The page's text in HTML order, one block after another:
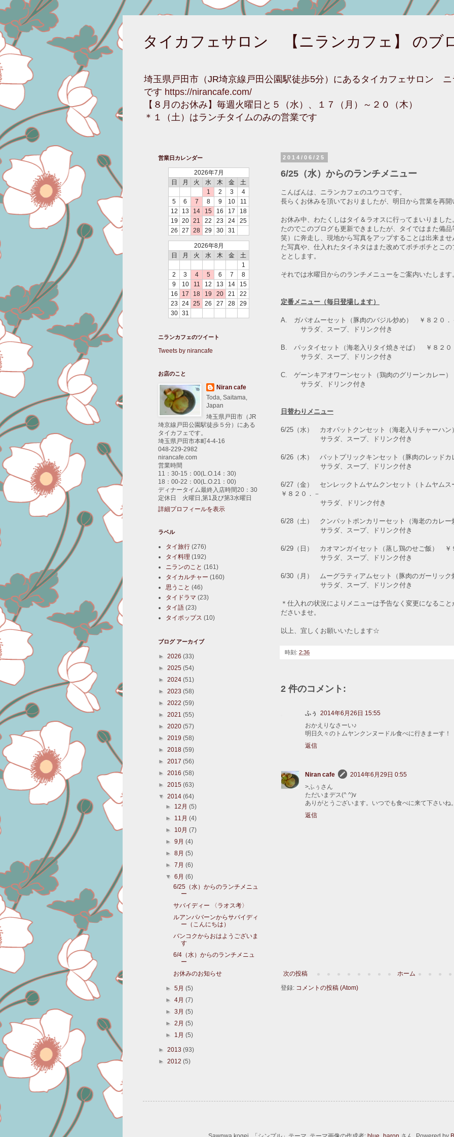
タイカフェサロン 【ニランカフェ】 のブ
埼玉県戸田市（JR埼京線戸田公園駅徒歩5分）にあるタイカフェサロン
です https://nirancafe.com/
【８月のお休み】毎週火曜日と５（水）、１７（月）～２０（木）
＊１（土）はランチタイムのみの営業です
2014/06/25
6/25（水）からのランチメニュー
こんばんは、ニランカフェのユウコです。
長らくお休みを頂いておりましたが、明日から営業を再開
お休み中、わたくしはタイ＆ラオスに行ってまいりまし
たのでこのブログも更新できましたが、タイではまた備
笑）に奔走し、現地から写真をアップすることは出来ま
た写真や、仕入れたタイネタはまた改めてボチボチとこ
ととします。
それでは水曜日からのランチメニューをご案内いたします
定番メニュー（毎日登場します）
A. ガパオムーセット（豚肉のバジル炒め） ￥８２０．
サラダ、スープ、ドリンク付き
B. パッタイセット（海老入りタイ焼きそば） ￥８２０
サラダ、スープ、ドリンク付き
C. ゲーンキアオワーンセット（鶏肉のグリーンカレー
サラダ、ドリンク付き
日替わりメニュー
6/25（水） カオパットクンセット（海老入りチャーハ
サラダ、スープ、ドリンク付き
6/26（木） パットプリックキンセット（豚肉のレッド
サラダ、スープ、ドリンク付き
6/27（金） センレックトムヤムクンセット（トムヤム
￥８２０．－
サラダ、ドリンク付き
6/28（土） クンパットポンカリーセット（海老のカレ
サラダ、スープ、ドリンク付き
6/29（日） カオマンガイセット（蒸し鶏のせご飯） ￥
サラダ、スープ、ドリンク付き
6/30（月） ムーグラティアムセット（豚肉のガーリッ
サラダ、スープ、ドリンク付き
＊仕入れの状況によりメニューは予告なく変更になるこ
ださいませ。
以上、宜しくお願いいたします☆
時刻: 2:36
2 件のコメント:
ふぅ
2014年6月26日 15:55
おかえりなさーい♪
明日久々のトムヤンクンヌードル食べに行きまーす！
返信
Niran cafe
2014年6月29日 0:55
>ふぅさん
ただいまデス(^ ^)v
ありがとうございます。いつでも食べに来て下さいね
返信
次の投稿
ホーム
登録: コメントの投稿 (Atom)
営業日カレンダー
2026年7月
日
月 火 水 木 金
土
1
2 3
4
5
6 7 8 9 10
11
12
13 14 15 16 17
18
19
20 21 22 23 24
25
26
27 28 29 30 31
2026年8月
日
月 火 水 木 金
土
1
2
3 4 5 6 7
8
9
10 11 12 13 14
15
16
17 18 19 20 21
22
23
24 25 26 27 28
29
30
31
ニランカフェのツイート
Tweets by nirancafe
お店のこと
Niran cafe
Toda, Saitama,
Japan
埼玉県戸田市（JR
埼京線戸田公園駅徒歩５分）にある
タイカフェです。
埼玉県戸田市本町4-4-16
048-229-2982
nirancafe.com
営業時間
11：30-15：00(L.O.14：30)
18：00-22：00(L.O.21：00)
ディナータイム最終入店時間20：30
定休日 火曜日,第1及び第3水曜日
詳細プロフィールを表示
ラベル
タイ旅行 (276)
タイ料理 (192)
ニランのこと (161)
タイカルチャー (160)
思うこと (46)
タイドラマ (23)
タイ語 (23)
タイポップス (10)
ブログ アーカイブ
► 2026 (33)
► 2025 (54)
► 2024 (51)
► 2023 (58)
► 2022 (59)
► 2021 (55)
► 2020 (57)
► 2019 (58)
► 2018 (59)
► 2017 (56)
► 2016 (58)
► 2015 (63)
▼ 2014 (64)
► 12月(5)
► 11月(4)
► 10月(7)
►9月(4)
►8月(5)
►7月(6)
▼6月(6)
6/25（水）からのランチメニュ
ー
サバイディー 〈ラオス考〉
ルアンパバーンからサバイディ
ー（こんにちは）
バンコクからおはようございま
す
6/4（水）からのランチメニュ
ー
お休みのお知らせ
►5月(5)
►4月(7)
►3月(5)
►2月(5)
► 1月(5)
► 2013 (93)
► 2012 (5)